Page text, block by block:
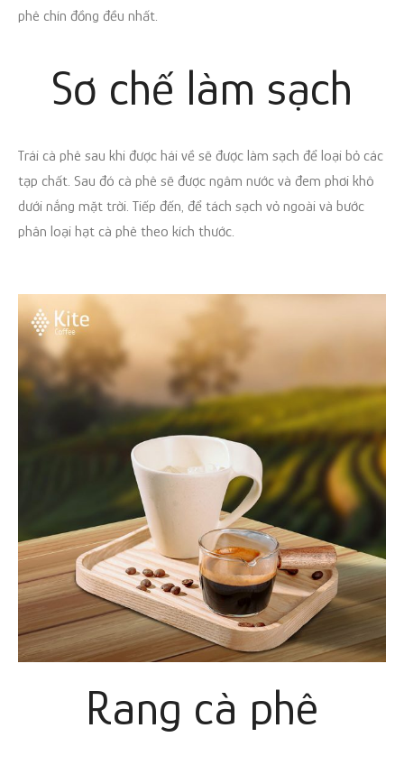
phê chín đồng đều nhất.
Sơ chế làm sạch
Trái cà phê sau khi được hái về sẽ được làm sạch để loại bỏ các
tạp chất. Sau đó cà phê sẽ được ngâm nước và đem phơi khô
dưới nắng mặt trời. Tiếp đến, để tách sạch vỏ ngoài và bước
phân loại hạt cà phê theo kích thước.
Rang cà phê